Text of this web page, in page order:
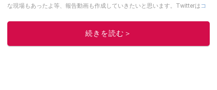
な現場もあったよ等、報告動画も作成していきたいと思います。Twitterは コ
このイチオシストの他の記事を読む
続きを読む＞